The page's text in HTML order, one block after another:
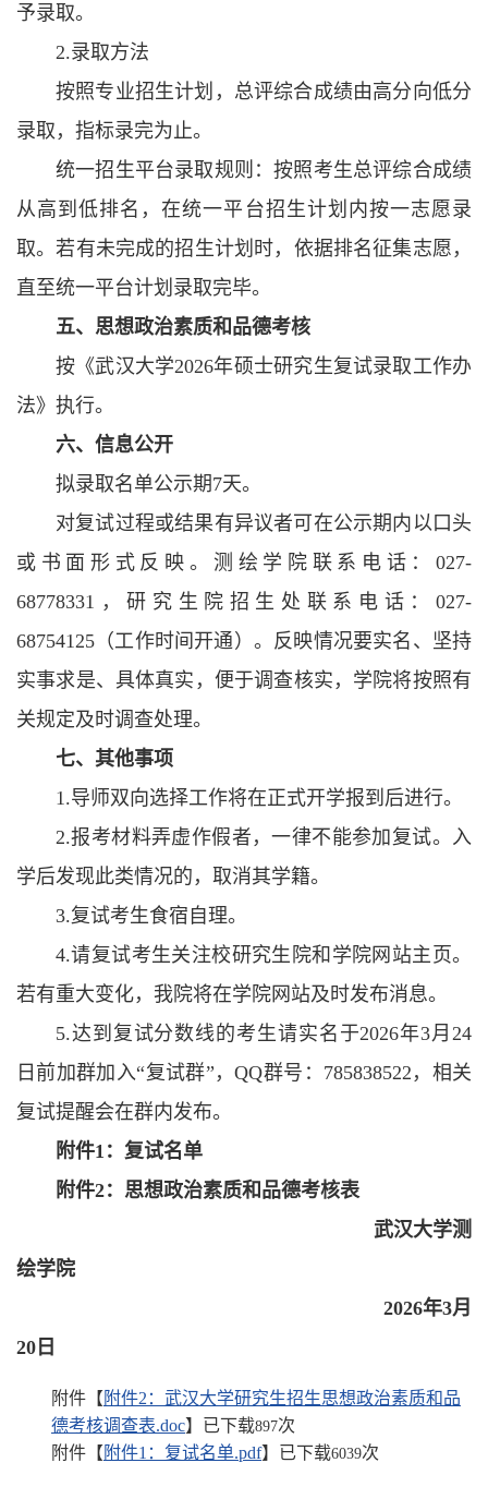
予录取。
2.录取方法
按照专业招生计划，总评综合成绩由高分向低分
录取，指标录完为止。
统一招生平台录取规则：按照考生总评综合成绩
从高到低排名，在统一平台招生计划内按一志愿录
取。若有未完成的招生计划时，依据排名征集志愿，
直至统一平台计划录取完毕。
五、 思想政治素质和品德考核
按《武汉大学2026年硕士研究生复试录取工作办
法》执行。
六、信息公开
拟录取名单公示期7天。
对复试过程或结果有异议者可在公示期内以口头
或书面形式反映。测绘学院联系电话：027-
68778331，研究生院招生处联系电话：027-
68754125（工作时间开通）。反映情况要实名、坚持
实事求是、具体真实，便于调查核实，学院将按照有
关规定及时调查处理。
七、 其他事项
1.导师双向选择工作将在正式开学报到后进行。
2.报考材料弄虚作假者，一律不能参加复试。入
学后发现此类情况的，取消其学籍。
3.复试考生食宿自理。
4.请复试考生关注校研究生院和学院网站主页。
若有重大变化，我院将在学院网站及时发布消息。
5.达到复试分数线的考生请实名于2026年3月24
日前加群加入“复试群”，QQ群号：785838522，相关
复试提醒会在群内发布。
附件1：复试名单
附件2：思想政治素质和品德考核表
武汉大学测
绘学院
2026年3月
20日
附件【 附件2：武汉大学研究生招生思想政治素质和品
德考核调查表.doc】已下载897次
附件【 附件1：复试名单.pdf】已下载6039次